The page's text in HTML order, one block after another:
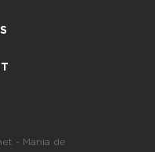
- Mania de